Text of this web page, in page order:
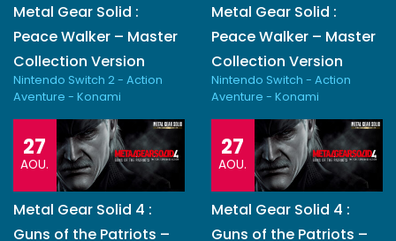
Metal Gear Solid :
Peace Walker – Master
Collection Version
Nintendo Switch 2 - Action
Aventure - Konami
Metal Gear Solid :
Peace Walker – Master
Collection Version
Nintendo Switch - Action
Aventure - Konami
27
AOU.
Metal Gear Solid 4 :
Guns of the Patriots –
27
AOU.
Metal Gear Solid 4 :
Guns of the Patriots –